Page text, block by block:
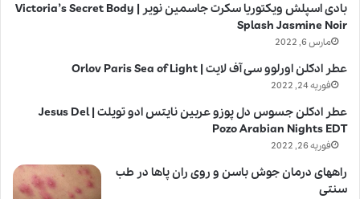
بادی اسپلش ویکتوریا سکرت جاسمین نویر | Victoria’s Secret Body
Splash Jasmine Noir
مارس 6, 2022
عطر ادکلن اورلوو سی آف لایت | Orlov Paris Sea of Light
فوریه 24, 2022
عطر ادکلن جسوس دل پوزو عربین نایتس ادو تویلت | Jesus Del
Pozo Arabian Nights EDT
فوریه 26, 2022
راههای درمان جوش باسن و روی ران پاها در طب
سنتی